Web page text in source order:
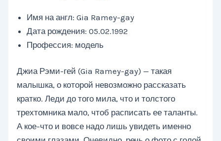
Имя на англ: Gia Ramey-gay
Дата рождения: 05.02.1992
Профессия: модель
Джиа Рэми-гей (Gia Ramey-gay) — такая
малышка, о которой невозможно рассказать
кратко. Леди до того мила, что и толстого
трехтомника мало, чтоб расписать ее таланты.
А кое-что и вовсе надо лишь увидеть именно